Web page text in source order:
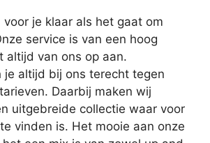
je klaar als het gaat om
service is van een hoog
altijd van ons op aan.
je altijd bij ons terecht tegen
Daarbij maken wij
uitgebreide collectie waar voor
vinden is. Het mooie aan onze